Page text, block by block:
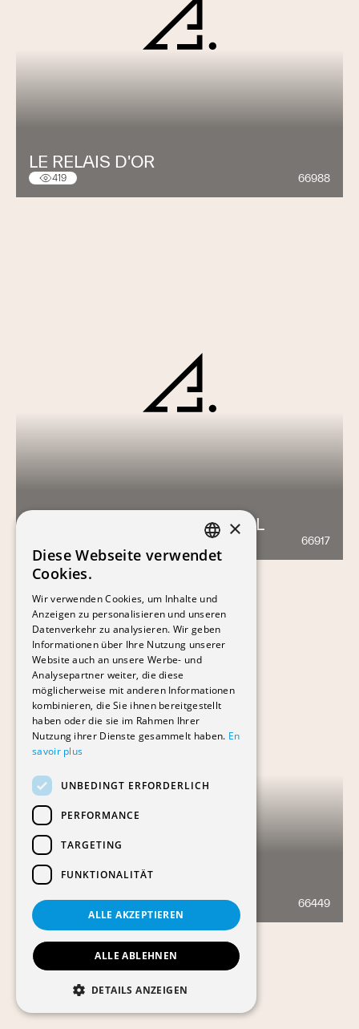
LE RELAIS D'OR
419 66988
CENTRE SPORTIF RÉGIONAL
66917
LES RÉSIDENCES DU LAC
1256 66449
FRENCH
×
Diese Webseite verwendet
Cookies.
Wir verwenden Cookies, um Inhalte und
Anzeigen zu personalisieren und unseren
Datenverkehr zu analysieren. Wir geben
Informationen über Ihre Nutzung unserer
Website auch an unsere Werbe- und
Analysepartner weiter, die diese
möglicherweise mit anderen Informationen
kombinieren, die Sie ihnen bereitgestellt
haben oder die sie im Rahmen Ihrer
Nutzung ihrer Dienste gesammelt haben. En
savoir plus
UNBEDINGT ERFORDERLICH
PERFORMANCE
TARGETING
FUNKTIONALITÄT
ALLE AKZEPTIEREN
ALLE ABLEHNEN
DETAILS ANZEIGEN